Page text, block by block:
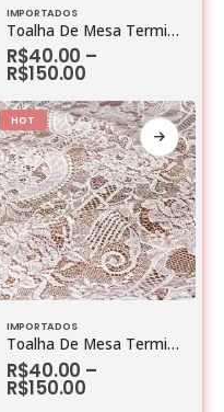
IMPORTADOS
Toalha De Mesa Termica Chessmate Azul 1,40m largura
R$40.00 –
R$150.00
HOT
IMPORTADOS
Toalha De Mesa Termica Juliette 1,40m largura
R$40.00 –
R$150.00